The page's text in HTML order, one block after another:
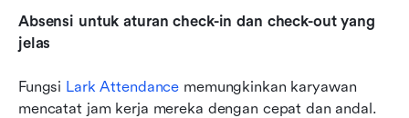
Absensi untuk aturan check-in dan check-out yang
jelas
Fungsi Lark Attendance memungkinkan karyawan
mencatat jam kerja mereka dengan cepat dan andal.